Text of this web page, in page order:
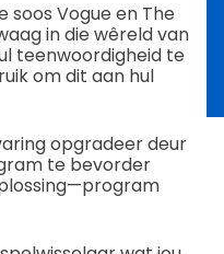
Vogue en The
in die wêreld van
teenwoordigheid te
om dit aan hul
opgradeer deur
te bevorder